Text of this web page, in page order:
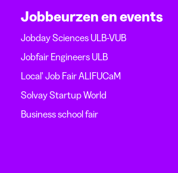
Jobbeurzen en events
Jobday Sciences ULB-VUB
Jobfair Engineers ULB
Local' Job Fair ALIFUCaM
Solvay Startup World
Business school fair